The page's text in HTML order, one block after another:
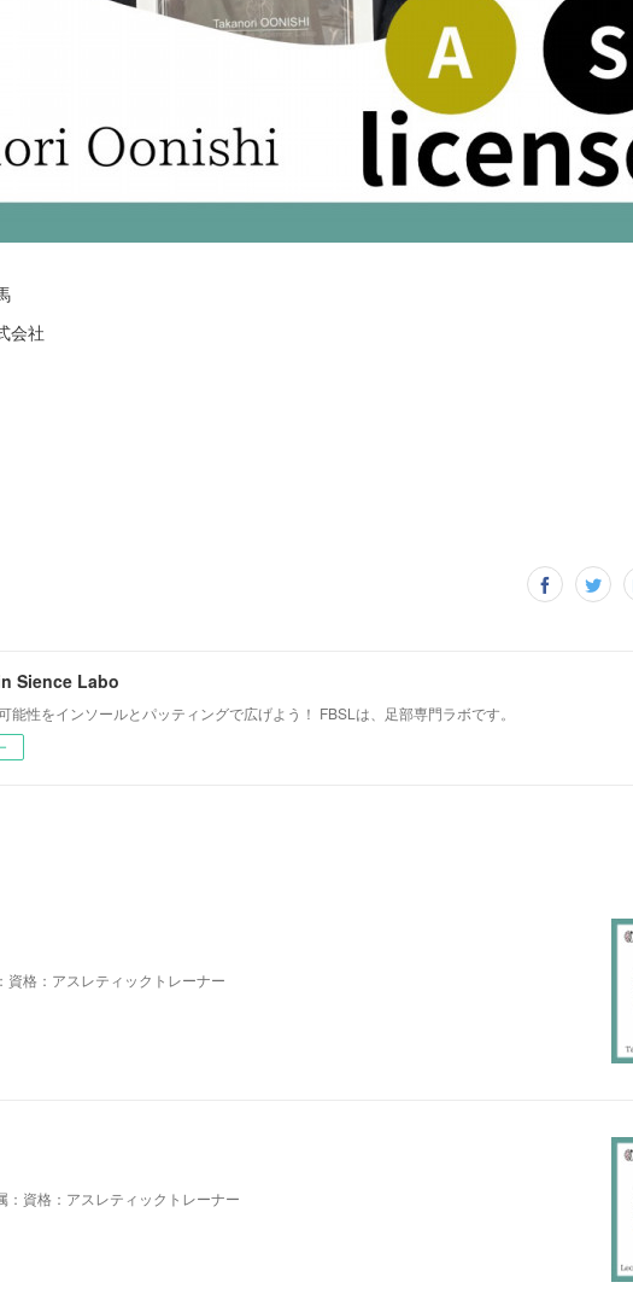
会社
Sience Labo
能性をインソールとパッティングで広げよう！ FBSLは、足部専門ラボです。
格：アスレティックトレーナー
資格：アスレティックトレーナー